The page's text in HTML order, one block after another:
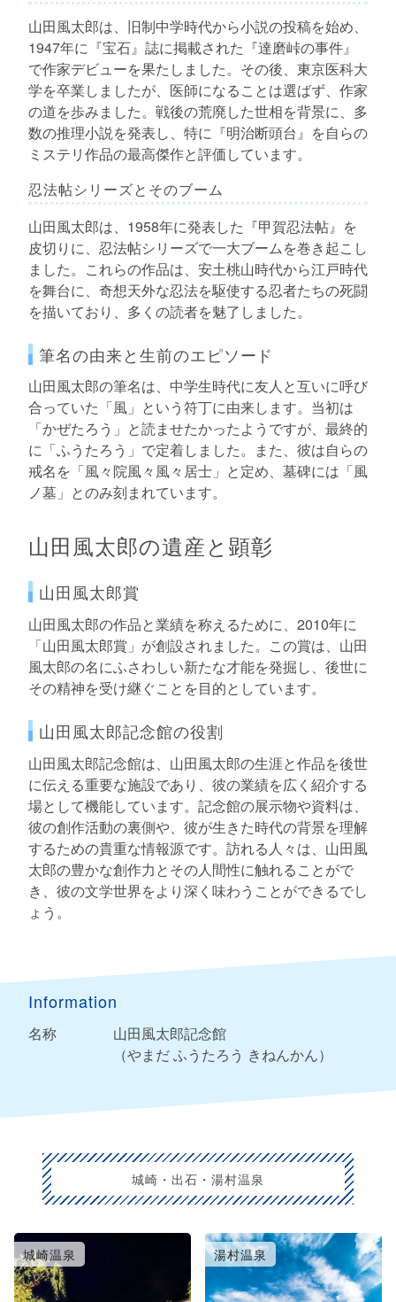
山田風太郎は、旧制中学時代から小説の投稿を始め、
1947年に『宝石』誌に掲載された『達磨峠の事件』
で作家デビューを果たしました。その後、東京医科大
学を卒業しましたが、医師になることは選ばず、作家
の道を歩みました。戦後の荒廃した世相を背景に、多
数の推理小説を発表し、特に『明治断頭台』を自らの
ミステリ作品の最高傑作と評価しています。
忍法帖シリーズとそのブーム
山田風太郎は、1958年に発表した『甲賀忍法帖』を
皮切りに、忍法帖シリーズで一大ブームを巻き起こし
ました。これらの作品は、安土桃山時代から江戸時代
を舞台に、奇想天外な忍法を駆使する忍者たちの死闘
を描いており、多くの読者を魅了しました。
筆名の由来と生前のエピソード
山田風太郎の筆名は、中学生時代に友人と互いに呼び
合っていた「風」という符丁に由来します。当初は
「かぜたろう」と読ませたかったようですが、最終的
に「ふうたろう」で定着しました。また、彼は自らの
戒名を「風々院風々風々居士」と定め、墓碑には「風
ノ墓」とのみ刻まれています。
山田風太郎の遺産と顕彰
山田風太郎賞
山田風太郎の作品と業績を称えるために、2010年に
「山田風太郎賞」が創設されました。この賞は、山田
風太郎の名にふさわしい新たな才能を発掘し、後世に
その精神を受け継ぐことを目的としています。
山田風太郎記念館の役割
山田風太郎記念館は、山田風太郎の生涯と作品を後世
に伝える重要な施設であり、彼の業績を広く紹介する
場として機能しています。記念館の展示物や資料は、
彼の創作活動の裏側や、彼が生きた時代の背景を理解
するための貴重な情報源です。訪れる人々は、山田風
太郎の豊かな創作力とその人間性に触れることがで
き、彼の文学世界をより深く味わうことができるでし
ょう。
Information
名称
山田風太郎記念館
（やまだ ふうたろう きねんかん）
城崎・出石・湯村温泉
城崎温泉 湯村温泉